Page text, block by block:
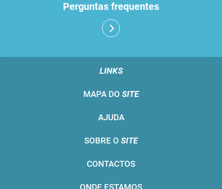
Perguntas frequentes
LINKS
MAPA DO SITE
AJUDA
SOBRE O SITE
CONTACTOS